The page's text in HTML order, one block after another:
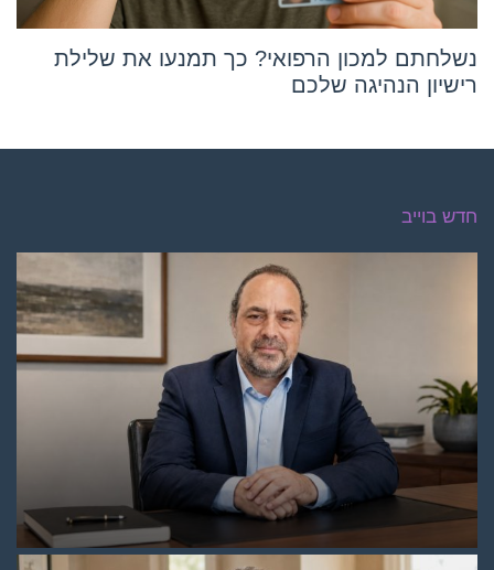
נשלחתם למכון הרפואי? כך תמנעו את שלילת
רישיון הנהיגה שלכם
חדש בוייב